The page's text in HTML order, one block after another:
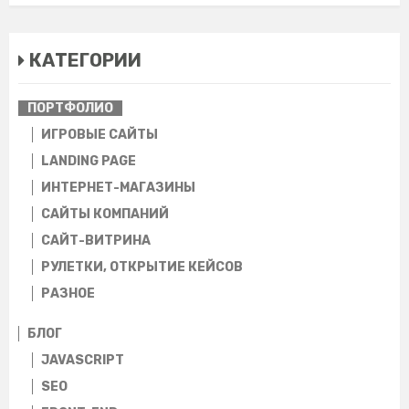
КАТЕГОРИИ
ПОРТФОЛИО
ИГРОВЫЕ САЙТЫ
LANDING PAGE
ИНТЕРНЕТ-МАГАЗИНЫ
CАЙТЫ КОМПАНИЙ
САЙТ-ВИТРИНА
РУЛЕТКИ, ОТКРЫТИЕ КЕЙСОВ
РАЗНОЕ
БЛОГ
JAVASCRIPT
SEO